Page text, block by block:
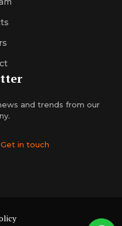
and trends from our
Get in touch